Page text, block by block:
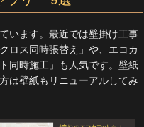
います。最近では壁掛け工事
ロス同時張替え」や、エコカ
同時施工」も人気です。壁紙
は壁紙もリニューアルしてみ